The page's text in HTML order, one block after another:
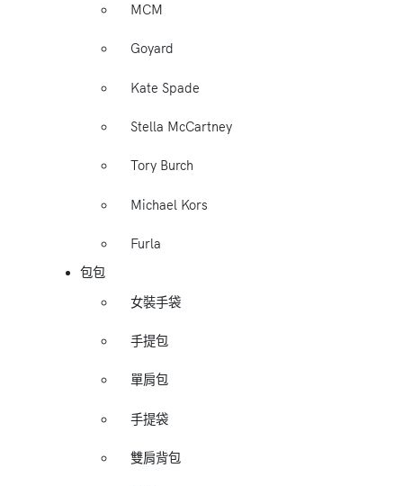
MCM
Goyard
Kate Spade
Stella McCartney
Tory Burch
Michael Kors
Furla
包包
女裝手袋
手提包
單肩包
手提袋
雙肩背包